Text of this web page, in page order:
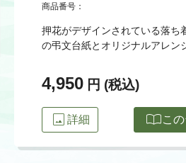
商品番号：
押花がデザインされている落ち
の弔文台紙とオリジナルアレン
4,950 円 (税込)
image 詳細 import_contactsこ